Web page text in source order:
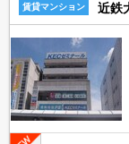
賃貸マンション 近鉄